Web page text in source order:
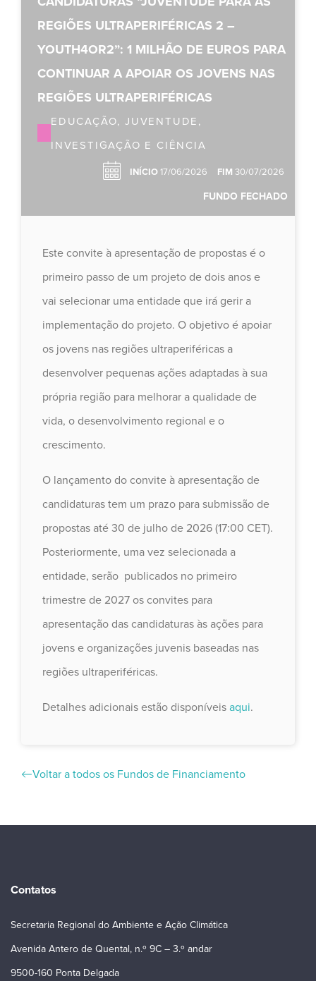
REGIÕES ULTRAPERIFÉRICAS 2 –
YOUTH4OR2”: 1 MILHÃO DE EUROS PARA
CONTINUAR A APOIAR OS JOVENS NAS
REGIÕES ULTRAPERIFÉRICAS
EDUCAÇÃO, JUVENTUDE,
INVESTIGAÇÃO E CIÊNCIA
INÍCIO 17/06/2026 FIM 30/07/2026
FUNDO FECHADO
Este convite à apresentação de propostas é o
primeiro passo de um projeto de dois anos e
vai selecionar uma entidade que irá gerir a
implementação do projeto. O objetivo é apoiar
os jovens nas regiões ultraperiféricas a
desenvolver pequenas ações adaptadas à sua
própria região para melhorar a qualidade de
vida, o desenvolvimento regional e o
crescimento.
O lançamento do convite à apresentação de
candidaturas tem um prazo para submissão de
propostas até 30 de julho de 2026 (17:00 CET).
Posteriormente, uma vez selecionada a
entidade, serão publicados no primeiro
trimestre de 2027 os convites para
apresentação das candidaturas às ações para
jovens e organizações juvenis baseadas nas
regiões ultraperiféricas.
Detalhes adicionais estão disponíveis aqui.
Voltar a todos os Fundos de Financiamento
Contatos
Secretaria Regional do Ambiente e Ação Climática
Avenida Antero de Quental, n.º 9C – 3.º andar
9500-160 Ponta Delgada